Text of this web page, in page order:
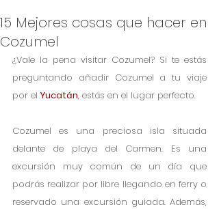
15 Mejores cosas que hacer en
Cozumel
¿Vale la pena visitar Cozumel? Si te estás
preguntando añadir Cozumel a tu viaje
por el Yucatán, estás en el lugar perfecto.
Cozumel es una preciosa isla situada
delante de playa del Carmen. Es una
excursión muy común de un día que
podrás realizar por libre llegando en ferry o
reservado una excursión guiada. Además,